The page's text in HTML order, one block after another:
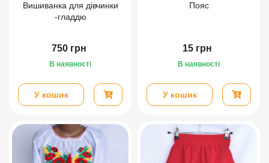
Вишиванка для дівчинки
-гладдю
750 грн
В наявності
У кошик
Пояс
15 грн
В наявності
У кошик